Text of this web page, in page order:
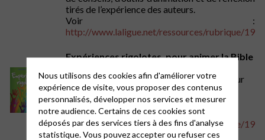
tirés de l’expérience des auteurs.
Voir :
http://www.laligue.net/ressources/rubrique/19
Expériences rigolotes, pour animer la Bible
Cet outil d’animation propose des idées pour
enseigner la Bible aux enfants de manière
ludique, à travers 35 tours d’adresse.
Voir :
http://www.laligue.net/ressources/rubrique/19
Nous utilisons des cookies afin d'améliorer votre
expérience de visite, vous proposer des contenus
personnalisés, développer nos services et mesurer
notre audience. Certains de ces cookies sont
déposés par des services tiers à des fins d'analyse
statistique. Vous pouvez accepter ou refuser ces